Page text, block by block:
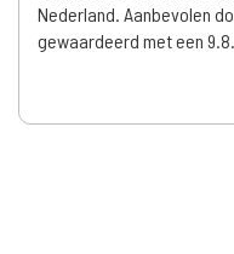
Nederland. Aanbevolen
gewaardeerd met een 9.8.